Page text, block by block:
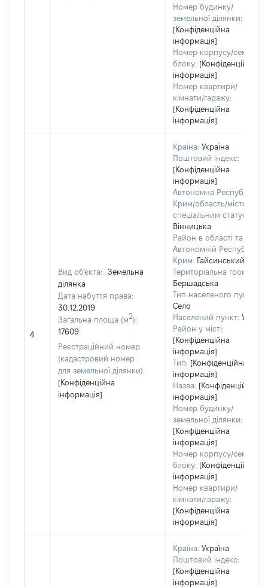
Номер будинку/
земельної ділянки:
[Конфіденційна
інформація]
Номер корпусу/секції/
блоку: [Конфіденційна
інформація]
Номер квартири/
кімнати/гаражу:
[Конфіденційна
інформація]
4
Вид об'єкта:
Земельна
ділянка
Дата набуття права:
30.12.2019
Загальна площа (м2):
17609
Реєстраційний номер
(кадастровий номер
для земельної ділянки):
[Конфіденційна
інформація]
Країна: Україна
Поштовий індекс:
[Конфіденційна
інформація]
Автономна Республіка
Крим/область/місто зі
спеціальним статусом:
Вінницька
Район в області та
Автономній Республіці
Крим: Гайсинський
Територіальна громада:
Бершадська
Тип населеного пункту:
Село
Населений пункт: Устя
Район у місті:
[Конфіденційна
інформація]
Тип: [Конфіденційна
інформація]
Назва: [Конфіденційна
інформація]
Номер будинку/
земельної ділянки:
[Конфіденційна
інформація]
Номер корпусу/секції/
блоку: [Конфіденційна
інформація]
Номер квартири/
кімнати/гаражу:
[Конфіденційна
інформація]
Країна: Україна
Поштовий індекс:
[Конфіденційна
інформація]